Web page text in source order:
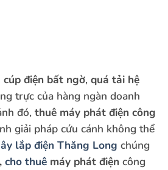
cúp điện bất ngờ, quá tải hệ
trực của hàng ngàn doanh
đó, thuê máy phát điện công
giải pháp cứu cánh không thể
lắp điện Thăng Long chúng
, cho thuê máy phát điện công